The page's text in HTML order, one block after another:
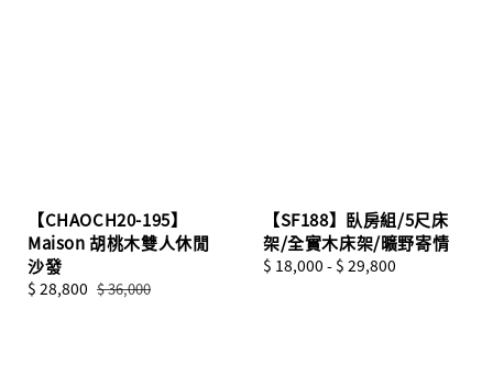
【CHAOCH20-195】
Maison 胡桃木雙人休閒
沙發
Sale
$ 28,800 Regular
$ 36,000
【SF188】臥房組/5尺床
架/全實木床架/曠野寄情
Regular
$ 18,000 - $ 29,800